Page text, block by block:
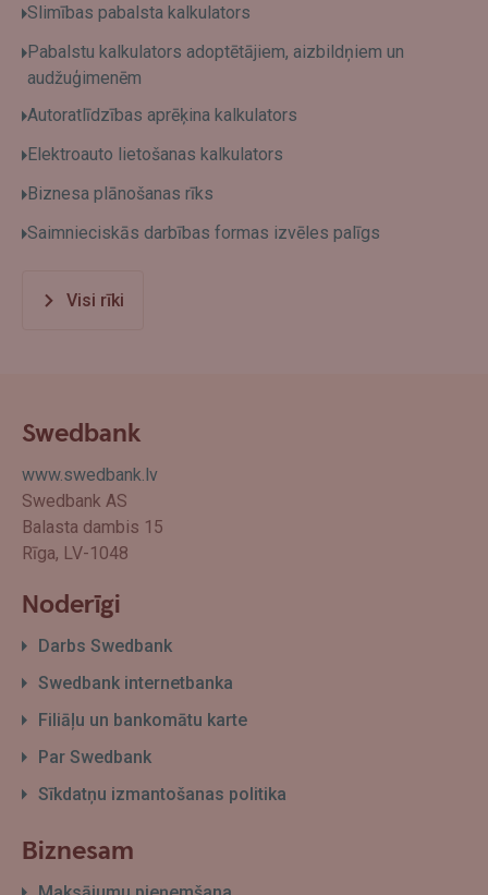
Slimības pabalsta kalkulators
Pabalstu kalkulators adoptētājiem, aizbildņiem un
audžuģimenēm
Autoratlīdzības aprēķina kalkulators
Elektroauto lietošanas kalkulators
Biznesa plānošanas rīks
Saimnieciskās darbības formas izvēles palīgs
Visi rīki
Swedbank
www.swedbank.lv
Swedbank AS
Balasta dambis 15
Rīga, LV-1048
Noderīgi
Darbs Swedbank
Swedbank internetbanka
Filiāļu un bankomātu karte
Par Swedbank
Sīkdatņu izmantošanas politika
Biznesam